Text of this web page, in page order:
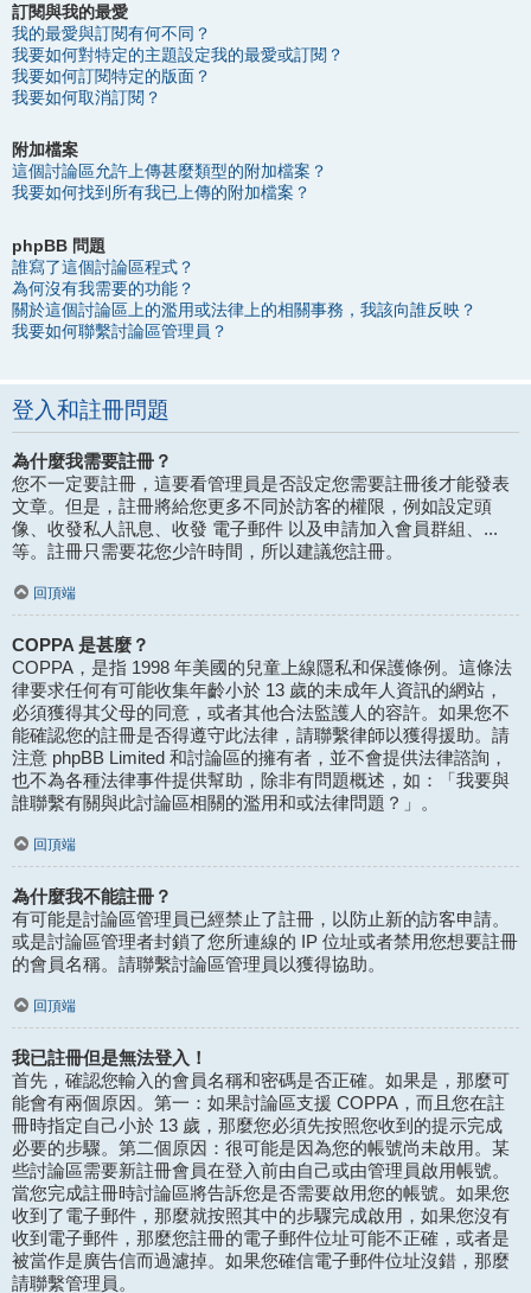
訂閱與我的最愛
我的最愛與訂閱有何不同？
我要如何對特定的主題設定我的最愛或訂閱？
我要如何訂閱特定的版面？
我要如何取消訂閱？
附加檔案
這個討論區允許上傳甚麼類型的附加檔案？
我要如何找到所有我已上傳的附加檔案？
phpBB 問題
誰寫了這個討論區程式？
為何沒有我需要的功能？
關於這個討論區上的濫用或法律上的相關事務，我該向誰反映？
我要如何聯繫討論區管理員？
登入和註冊問題
為什麼我需要註冊？
您不一定要註冊，這要看管理員是否設定您需要註冊後才能發表
文章。但是，註冊將給您更多不同於訪客的權限，例如設定頭
像、收發私人訊息、收發 電子郵件 以及申請加入會員群組、...
等。註冊只需要花您少許時間，所以建議您註冊。
回頂端
COPPA 是甚麼？
COPPA，是指 1998 年美國的兒童上線隱私和保護條例。這條法
律要求任何有可能收集年齡小於 13 歲的未成年人資訊的網站，
必須獲得其父母的同意，或者其他合法監護人的容許。如果您不
能確認您的註冊是否得遵守此法律，請聯繫律師以獲得援助。請
注意 phpBB Limited 和討論區的擁有者，並不會提供法律諮詢，
也不為各種法律事件提供幫助，除非有問題概述，如：「我要與
誰聯繫有關與此討論區相關的濫用和或法律問題？」。
回頂端
為什麼我不能註冊？
有可能是討論區管理員已經禁止了註冊，以防止新的訪客申請。
或是討論區管理者封鎖了您所連線的 IP 位址或者禁用您想要註冊
的會員名稱。請聯繫討論區管理員以獲得協助。
回頂端
我已註冊但是無法登入！
首先，確認您輸入的會員名稱和密碼是否正確。如果是，那麼可
能會有兩個原因。第一：如果討論區支援 COPPA，而且您在註
冊時指定自己小於 13 歲，那麼您必須先按照您收到的提示完成
必要的步驟。第二個原因：很可能是因為您的帳號尚未啟用。某
些討論區需要新註冊會員在登入前由自己或由管理員啟用帳號。
當您完成註冊時討論區將告訴您是否需要啟用您的帳號。如果您
收到了電子郵件，那麼就按照其中的步驟完成啟用，如果您沒有
收到電子郵件，那麼您註冊的電子郵件位址可能不正確，或者是
被當作是廣告信而過濾掉。如果您確信電子郵件位址沒錯，那麼
請聯繫管理員。